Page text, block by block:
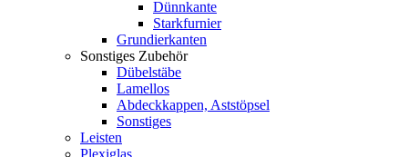
Dünnkante
Starkfurnier
Grundierkanten
Sonstiges Zubehör
Dübelstäbe
Lamellos
Abdeckkappen, Aststöpsel
Sonstiges
Leisten